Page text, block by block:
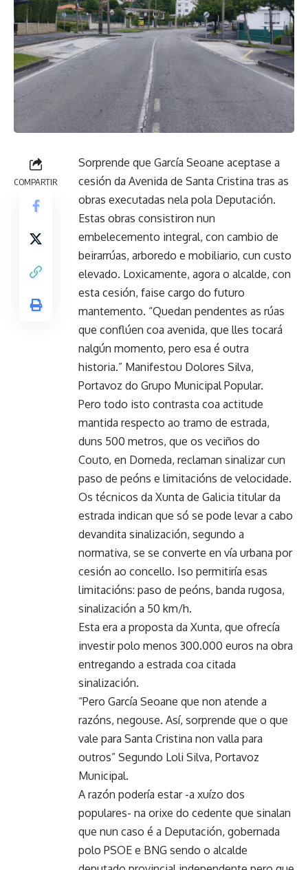
COMPARTIR
Sorprende que García Seoane aceptase a
cesión da Avenida de Santa Cristina tras as
obras executadas nela pola Deputación.
Estas obras consistiron nun
embelecemento integral, con cambio de
beirarrúas, arboredo e mobiliario, cun custo
elevado. Loxicamente, agora o alcalde, con
esta cesión, faise cargo do futuro
mantemento. “Quedan pendentes as rúas
que conflúen coa avenida, que lles tocará
nalgún momento, pero esa é outra
historia.” Manifestou Dolores Silva,
Portavoz do Grupo Municipal Popular.
Pero todo isto contrasta coa actitude
mantida respecto ao tramo de estrada,
duns 500 metros, que os veciños do
Couto, en Dorneda, reclaman sinalizar cun
paso de peóns e limitacións de velocidade.
Os técnicos da Xunta de Galicia titular da
estrada indican que só se pode levar a cabo
devandita sinalización, segundo a
normativa, se se converte en vía urbana por
cesión ao concello. Iso permitiría esas
limitacións: paso de peóns, banda rugosa,
sinalización a 50 km/h.
Esta era a proposta da Xunta, que ofrecía
investir polo menos 300.000 euros na obra
entregando a estrada coa citada
sinalización.
“Pero García Seoane que non atende a
razóns, negouse. Así, sorprende que o que
vale para Santa Cristina non valla para
outros” Segundo Loli Silva, Portavoz
Municipal.
A razón podería estar -a xuízo dos
populares- na orixe do cedente que sinalan
que nun caso é a Deputación, gobernada
polo PSOE e BNG sendo o alcalde